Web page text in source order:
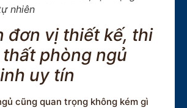
nhiên
đơn vị thiết kế, thi
phòng ngủ
uy tín
cũng quan trọng không kém gì